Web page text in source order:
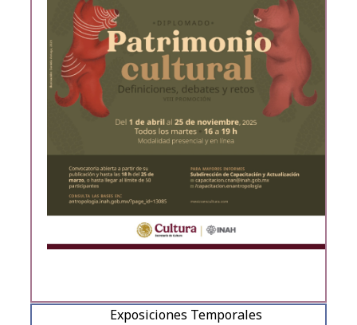
Exposiciones Temporales